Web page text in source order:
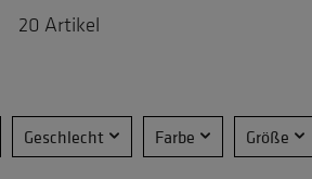
20 Artikel
Geschlecht Farbe Größe